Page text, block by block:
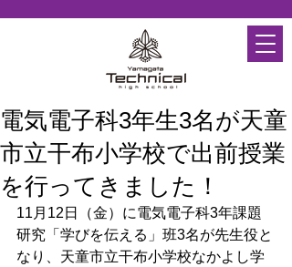
電気電子科3年生3名が天童
市立干布小学校で出前授業
を行ってきました！
11月12日（金）に電気電子科3年課題
研究「学びを伝える」班3名が先生役と
なり、天童市立干布小学校なかよし学